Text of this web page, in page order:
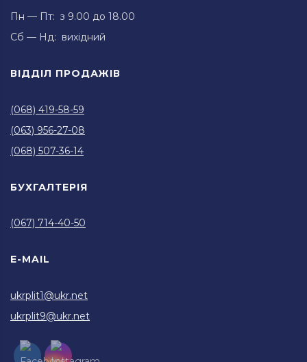
Пн — Пт: з 9.00 до 18.00
Сб — Нд: вихідний
ВІДДІЛ ПРОДАЖІВ
(068) 419-58-59
(063) 956-27-08
(068) 507-36-14
БУХГАЛТЕРІЯ
(067) 714-40-50
E-MAIL
ukrplit1@ukr.net
ukrplit9@ukr.net